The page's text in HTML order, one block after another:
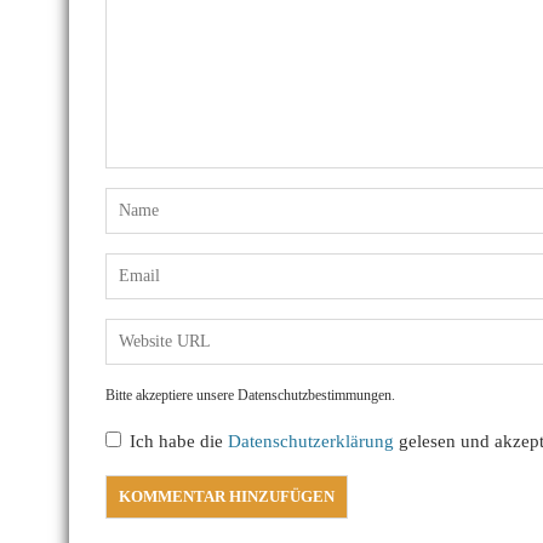
Bitte akzeptiere unsere Datenschutzbestimmungen.
Ich habe die Datenschutzerklärung gelesen und